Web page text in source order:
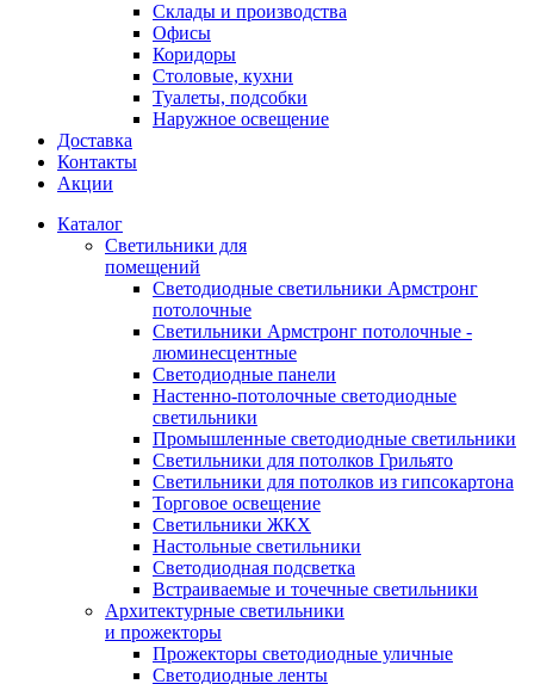
Склады и производства
Офисы
Коридоры
Столовые, кухни
Туалеты, подсобки
Наружное освещение
Доставка
Контакты
Акции
Каталог
Светильники для
помещений
Светодиодные светильники Армстронг
потолочные
Светильники Армстронг потолочные -
люминесцентные
Светодиодные панели
Настенно-потолочные светодиодные
светильники
Промышленные светодиодные светильники
Светильники для потолков Грильято
Светильники для потолков из гипсокартона
Торговое освещение
Светильники ЖКХ
Настольные светильники
Светодиодная подсветка
Встраиваемые и точечные светильники
Архитектурные светильники
и прожекторы
Прожекторы светодиодные уличные
Светодиодные ленты